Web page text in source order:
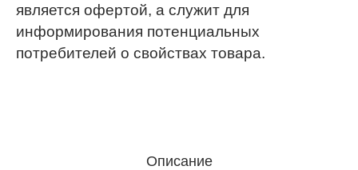
является офертой, а служит для
информирования потенциальных
потребителей о свойствах товара.
Описание